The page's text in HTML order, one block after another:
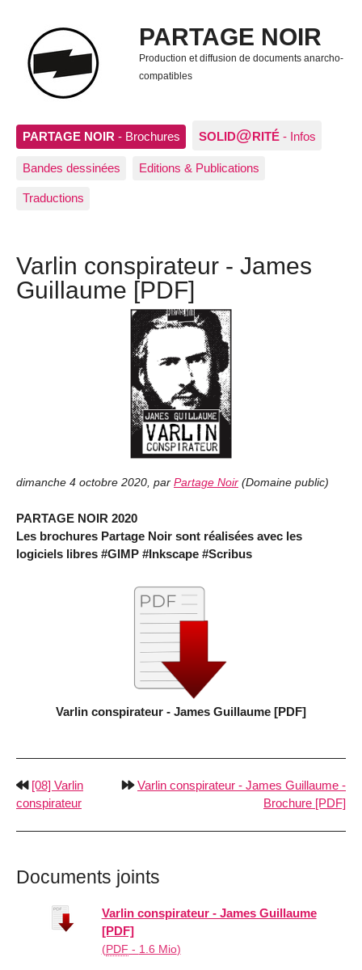
PARTAGE NOIR
Production et diffusion de documents anarcho-
compatibles
PARTAGE NOIR - Brochures SOLID@RITÉ - Infos
Bandes dessinées Editions & Publications
Traductions
Varlin conspirateur - James
Guillaume [PDF]
dimanche 4 octobre 2020, par Partage Noir (Domaine public)
PARTAGE NOIR 2020
Les brochures Partage Noir sont réalisées avec les
logiciels libres #GIMP #Inkscape #Scribus
Varlin conspirateur - James Guillaume [PDF]
[08] Varlin
conspirateur
Varlin conspirateur - James Guillaume -
Brochure [PDF]
Documents joints
Varlin conspirateur - James Guillaume
[PDF]
(PDF - 1.6 Mio)